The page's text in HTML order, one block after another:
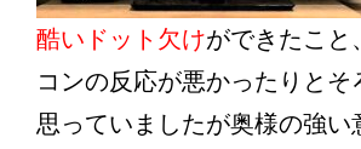
酷いドット欠けができたこと
コンの反応が悪かったりとそ
思っていましたが奥様の強い